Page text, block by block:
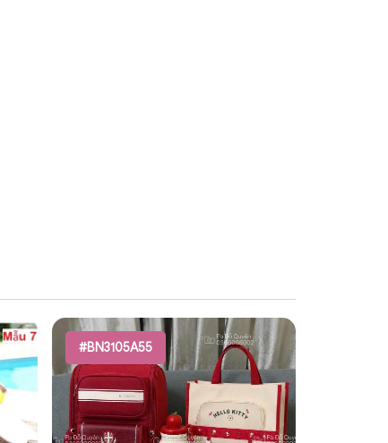
#BN3105A55